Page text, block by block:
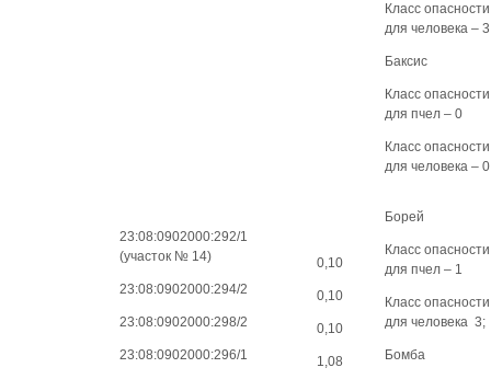
Класс опасности
для человека –
Баксис
Класс опасности
для пчел – 0
Класс опасности
для человека –
23:08:0902000:292/1
(участок № 14)
23:08:0902000:294/2
23:08:0902000:298/2
23:08:0902000:296/1
0,10
0,10
0,10
1,08
Борей
Класс опасности
для пчел – 1
Класс опасности
для человека 3;
Бомба